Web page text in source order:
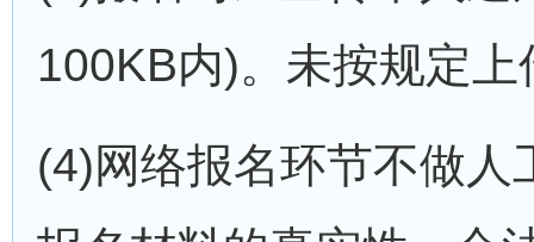
100KB内)。未按规定
(4)网络报名环节不做